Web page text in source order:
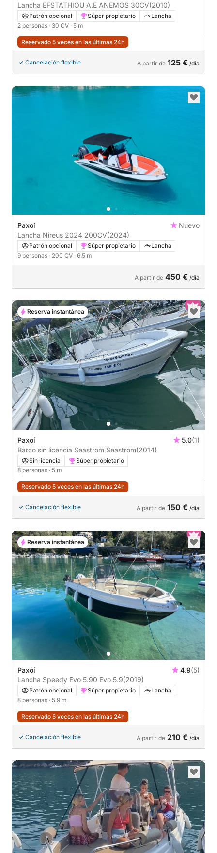
Lancha EFSTATHIOU A.E ANEMOS 30CV(2010)
Patrón opcional Súper propietario
Lancha
2 personas · 30 CV · 5 m
Reservado 5 veces en las últimas 24h
Cancelación flexible A partir de 125 € /día
Paxoí
Nuevo
Lancha Nireus 2024 200CV(2024)
Patrón opcional Súper propietario
Lancha
9 personas · 200 CV · 6.5 m
A partir de 450 € /día
Paxoí 5.0(1)
Barco sin licencia Seastrom Seastrom(2014)
Sin licencia
Súper propietario
8 personas · 5 m
Reservado 5 veces en las últimas 24h
Cancelación flexible A partir de 150 € /día
Reserva instantánea
Paxoí 4.9(5)
Lancha Speedy Evo 5.90 Evo 5.9(2019)
Patrón opcional Súper propietario
Lancha
8 personas · 5.9 m
Reservado 5 veces en las últimas 24h
Cancelación flexible A partir de 210 € /día
Reserva instantánea